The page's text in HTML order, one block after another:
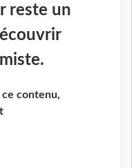
reste un
contenu,